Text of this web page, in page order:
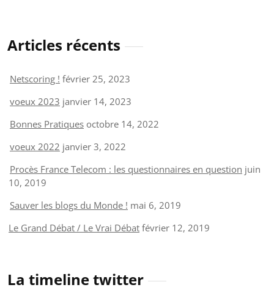
Articles récents
Netscoring ! février 25, 2023
voeux 2023 janvier 14, 2023
Bonnes Pratiques octobre 14, 2022
voeux 2022 janvier 3, 2022
Procès France Telecom : les questionnaires en question juin
10, 2019
Sauver les blogs du Monde ! mai 6, 2019
Le Grand Débat / Le Vrai Débat février 12, 2019
La timeline twitter